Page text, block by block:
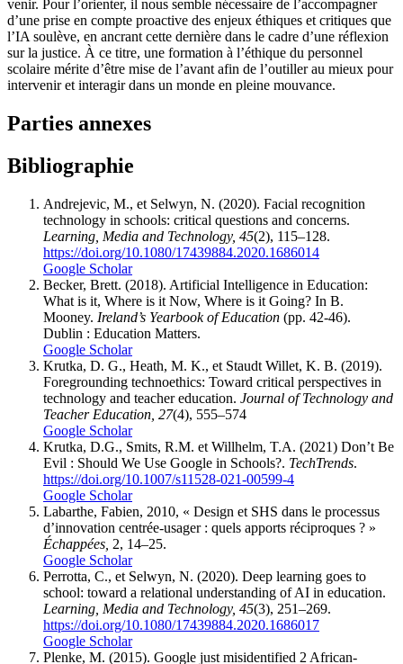
venir. Pour l’orienter, il nous semble nécessaire de l’accompagner
d’une prise en compte proactive des enjeux éthiques et critiques que
l’IA soulève, en ancrant cette dernière dans le cadre d’une réflexion
sur la justice. À ce titre, une formation à l’éthique du personnel
scolaire mérite d’être mise de l’avant afin de l’outiller au mieux pour
intervenir et interagir dans un monde en pleine mouvance.
Parties annexes
Bibliographie
Andrejevic, M., et Selwyn, N. (2020). Facial recognition
technology in schools: critical questions and concerns.
Learning, Media and Technology, 45(2), 115–128.
https://doi.org/10.1080/17439884.2020.1686014
Google Scholar
Becker, Brett. (2018). Artificial Intelligence in Education:
What is it, Where is it Now, Where is it Going? In B.
Mooney. Ireland’s Yearbook of Education (pp. 42-46).
Dublin : Education Matters.
Google Scholar
Krutka, D. G., Heath, M. K., et Staudt Willet, K. B. (2019).
Foregrounding technoethics: Toward critical perspectives in
technology and teacher education. Journal of Technology and
Teacher Education, 27(4), 555–574
Google Scholar
Krutka, D.G., Smits, R.M. et Willhelm, T.A. (2021) Don’t Be
Evil : Should We Use Google in Schools?. TechTrends.
https://doi.org/10.1007/s11528-021-00599-4
Google Scholar
Labarthe, Fabien, 2010, « Design et SHS dans le processus
d’innovation centrée-usager : quels apports réciproques ? »
Échappées, 2, 14–25.
Google Scholar
Perrotta, C., et Selwyn, N. (2020). Deep learning goes to
school: toward a relational understanding of AI in education.
Learning, Media and Technology, 45(3), 251–269.
https://doi.org/10.1080/17439884.2020.1686017
Google Scholar
Plenke, M. (2015). Google just misidentified 2 African-